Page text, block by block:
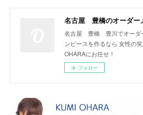
名古屋 豊橋 豊川でオーダ
ンピースを作るなら 女性の
OHARAにお任せ！
フォロー